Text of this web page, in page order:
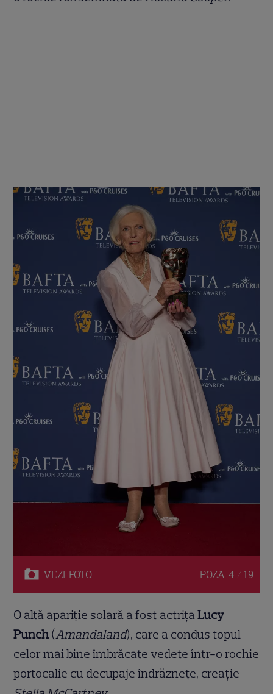
VEZI FOTO POZA 4 / 19
O altă apariție solară a fost actrițaLucy
Punch (Amandaland), care a condus topul
celor mai bine îmbrăcate vedete într-o rochie
portocalie cu decupaje îndrăznețe, creație